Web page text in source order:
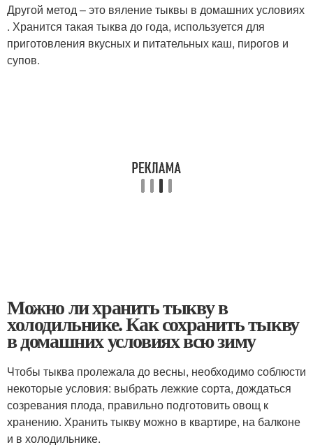
Другой метод – это вяление тыквы в домашних условиях
. Хранится такая тыква до года, используется для
приготовления вкусных и питательных каш, пирогов и
супов.
Можно ли хранить тыкву в
холодильнике. Как сохранить тыкву
в домашних условиях всю зиму
Чтобы тыква пролежала до весны, необходимо соблюсти
некоторые условия: выбрать лежкие сорта, дождаться
созревания плода, правильно подготовить овощ к
хранению. Хранить тыкву можно в квартире, на балконе
и в холодильнике.